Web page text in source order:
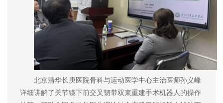
北京清华长庚医院骨科与运动医学中心主治医师孙义峰
详细讲解了关节镜下前交叉韧带双束重建手术机器人的操作